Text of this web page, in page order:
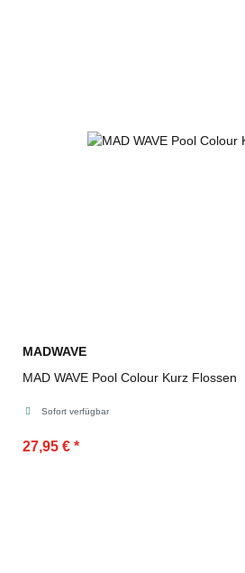
MADWAVE
MAD WAVE Pool Colour Kurz Flossen
Sofort verfügbar
27,95 € *